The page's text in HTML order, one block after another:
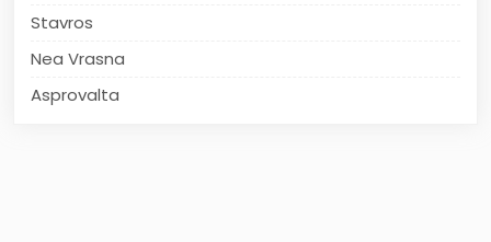
Stavros
Nea Vrasna
Asprovalta